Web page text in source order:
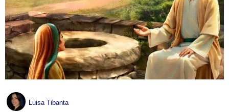
Luisa Tibanta